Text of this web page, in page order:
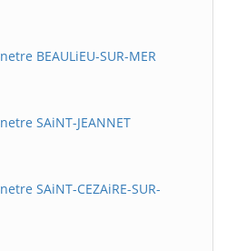
BEAULiEU-SUR-MER
SAiNT-JEANNET
SAiNT-CEZAiRE-SUR-